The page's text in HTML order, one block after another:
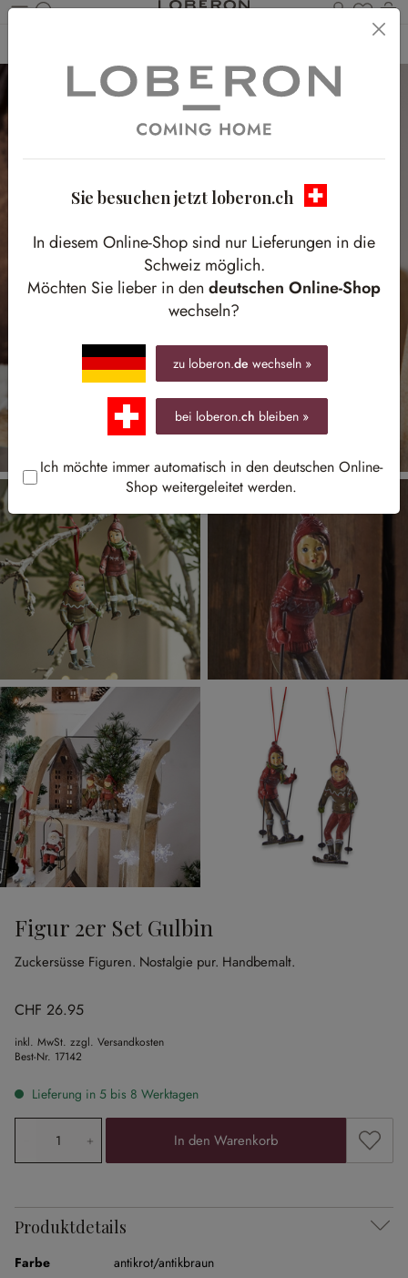
Du
Figur 2er Set Gulbin
Zuckersüsse Figuren. Nostalgie pur. Handbemalt.
CHF 26.95
inkl. MwSt. zzgl. Versandkosten
Best-Nr. 17142
Lieferung in 5 bis 8 Werktagen
Produkt Anzahl: Gib den gewünschten Wert ein oder
In den Warenkorb Zum
Produktdetails
Farbe
antikrot/antikbraun
Sie besuchen jetzt loberon.ch
In diesem Online-Shop sind nur Lieferungen in die
Schweiz möglich.
Möchten Sie lieber in den deutschen Online-Shop
wechseln?
zu loberon.de wechseln »
bei loberon.ch bleiben »
Ich möchte immer automatisch in den deutschen Online-
Shop weitergeleitet werden.